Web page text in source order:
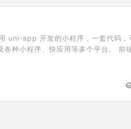
uni-app 开发的小程序，一套代码，
种小程序、快应用等多个平台。 前
库 https://gitee.com/vthemecn/